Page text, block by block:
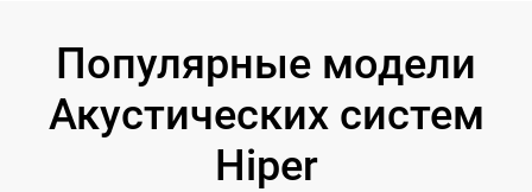
Популярные модели
Акустических систем
Hiper